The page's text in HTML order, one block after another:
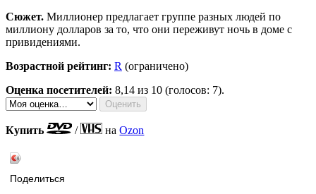
Сюжет. Миллионер предлагает группе разных людей по
миллиону долларов за то, что они переживут ночь в доме с
привидениями.
Возрастной рейтинг: R (ограничено)
Оценка посетителей: 8,14 из 10 (голосов: 7).
Купить / наOzon
Поделиться